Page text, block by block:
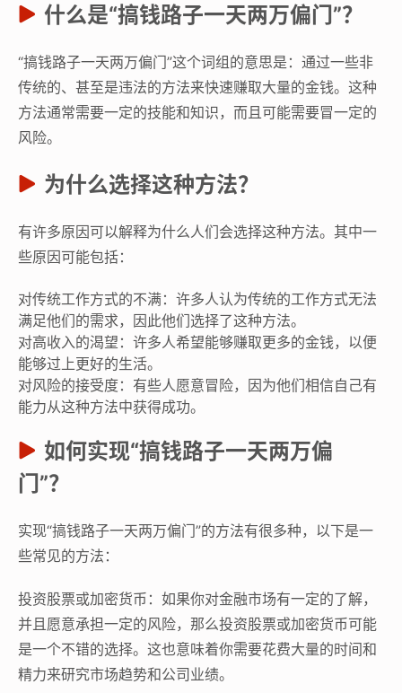
什么是“搞钱路子一天两万偏门”？
“搞钱路子一天两万偏门”这个词组的意思是：通过一些非
传统的、甚至是违法的方法来快速赚取大量的金钱。这种
方法通常需要一定的技能和知识，而且可能需要冒一定的
风险。
为什么选择这种方法？
有许多原因可以解释为什么人们会选择这种方法。其中一
些原因可能包括：
对传统工作方式的不满：许多人认为传统的工作方式无法
满足他们的需求，因此他们选择了这种方法。
对高收入的渴望：许多人希望能够赚取更多的金钱，以便
能够过上更好的生活。
对风险的接受度：有些人愿意冒险，因为他们相信自己有
能力从这种方法中获得成功。
如何实现“搞钱路子一天两万偏
门”？
实现“搞钱路子一天两万偏门”的方法有很多种，以下是一
些常见的方法：
投资股票或加密货币：如果你对金融市场有一定的了解，
并且愿意承担一定的风险，那么投资股票或加密货币可能
是一个不错的选择。这也意味着你需要花费大量的时间和
精力来研究市场趋势和公司业绩。